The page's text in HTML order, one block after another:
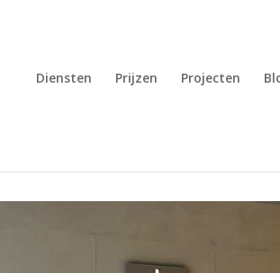
Diensten Prijzen Projecten